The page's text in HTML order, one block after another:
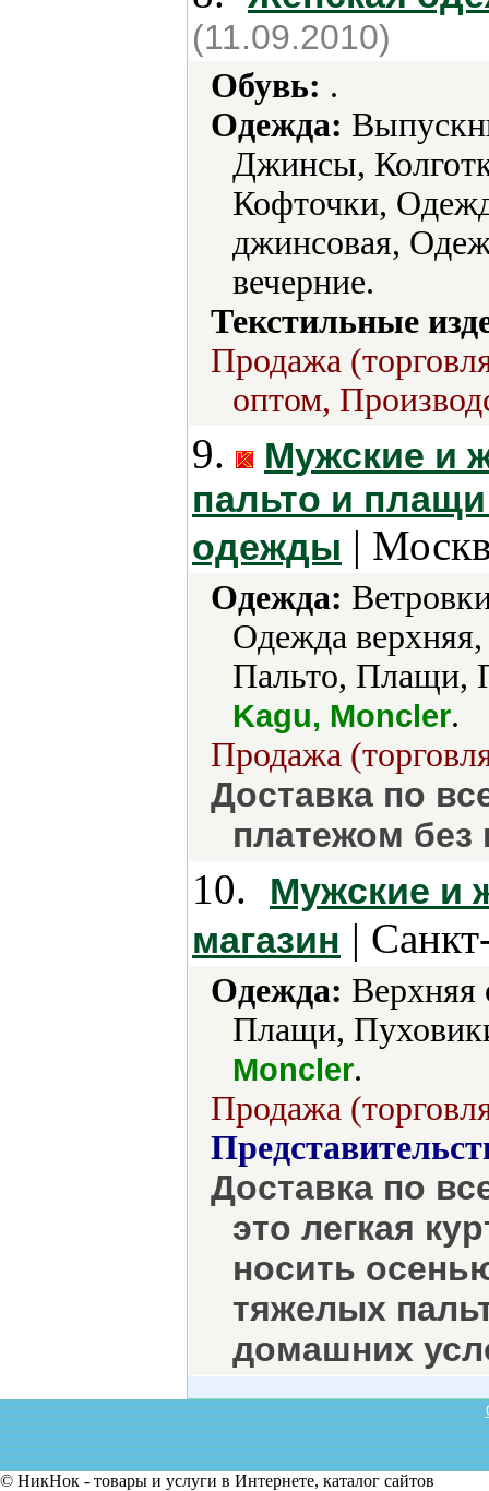
(11.09.2010)
Обувь: .
Одежда:
Джинсы,
Кофточки,
джинсовая,
вечерние.
Текстильные
Продажа
оптом,
9.
Мужские и
пальто и
одежды |
Одежда:
Одежда
Пальто, Плащи,
Kagu, Moncler.
Продажа
Доставка по
платежом без
10.
Мужские и
магазин |
Одежда: Верхняя
Плащи,
Moncler.
Продажа
Доставка по
это легкая
носить
тяжелых
домашних
© НикНок - товары и услуги в Интернете, каталог сайтов